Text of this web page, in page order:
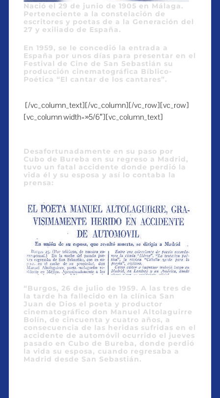
Nació el 29 de junio de 1905 en Málaga.
Perteneciente a la constelación de
escritores y poetas de a la Generación del
27 y exiliado de España.
En 1959, se le concedió la entrada a
España por unos días para presentar en el
Festival de Cine de San Sebastián su
producción cinematográfica Bíblico-
Poética “El cantar de los cantares”.
[/vc_column_text][/vc_column][/vc_row][vc_row]
[vc_column width=»5/6″][vc_column_text]
Desafortunadamente en su paso por
Cubo de Bureba en su regreso a Madrid,
tuvo un fatal accidente donde perdió la
vida él y su esposa y así lo contaba la
prensa:
“Burgos, 26 de julio de 1959. A las tres de
la tarde ha fallecido en la clínica San
Juan de Dios el poeta y productor
cinematográfico don Manuel Altolaguirre
Bolín, de cincuenta y cuatro años, a
consecuencia de las heridas sufridas en el
accidente de automóvil ocurrido el jueves
pasado en Cubo de Bureba, donde perdió
la vida su esposa, cuando regresaba a
Madrid desde San Sebastián.